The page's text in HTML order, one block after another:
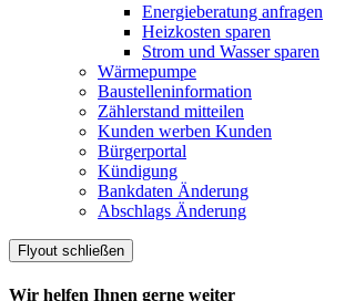
Energieberatung anfragen
Heizkosten sparen
Strom und Wasser sparen
Wärmepumpe
Baustelleninformation
Zählerstand mitteilen
Kunden werben Kunden
Bürgerportal
Kündigung
Bankdaten Änderung
Abschlags Änderung
Flyout schließen
Wir helfen Ihnen gerne weiter